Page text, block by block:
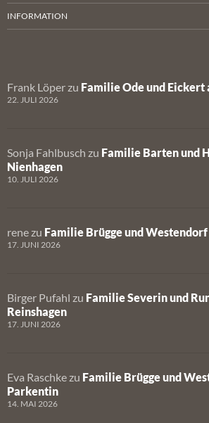
INFORMATION
Frank Löper zu Familie Ode und Eickert
22. JULI 2026
Sonja Fahlbusch zu Familie Barten und
Nienhagen
10. JULI 2026
rene zu Familie Brügge und
17. JUNI 2026
Birger Pufahl zu Familie Severin und
Reinshagen
17. JUNI 2026
Eva Raschke zu Familie Brügge und
Parkentin
14. MAI 2026